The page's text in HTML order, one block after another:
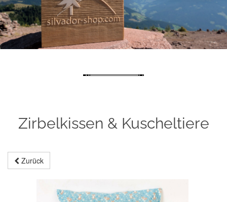
Zirbelkissen & Kuscheltiere
Zurück